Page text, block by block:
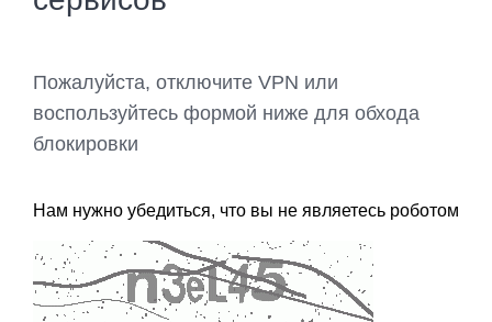
Пожалуйста, отключите VPN или
воспользуйтесь формой ниже для обхода
блокировки
Нам нужно убедиться, что вы не являетесь роботом